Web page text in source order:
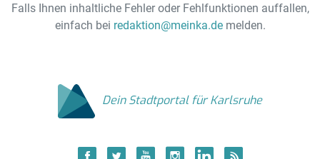
Falls Ihnen inhaltliche Fehler oder Fehlfunktionen auffallen,
einfach bei redaktion@meinka.demelden.
Dein Stadtportal für Karlsruhe